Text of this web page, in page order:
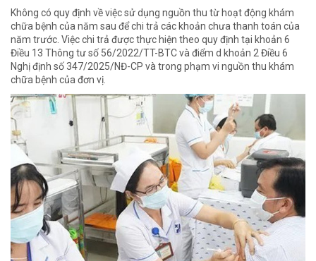
Không có quy định về việc sử dụng nguồn thu từ hoạt động khám
chữa bệnh của năm sau để chi trả các khoản chưa thanh toán của
năm trước. Việc chi trả được thực hiện theo quy định tại khoản 6
Điều 13 Thông tư số 56/2022/TT-BTC và điểm d khoản 2 Điều 6
Nghị định số 347/2025/NĐ-CP và trong phạm vi nguồn thu khám
chữa bệnh của đơn vị.